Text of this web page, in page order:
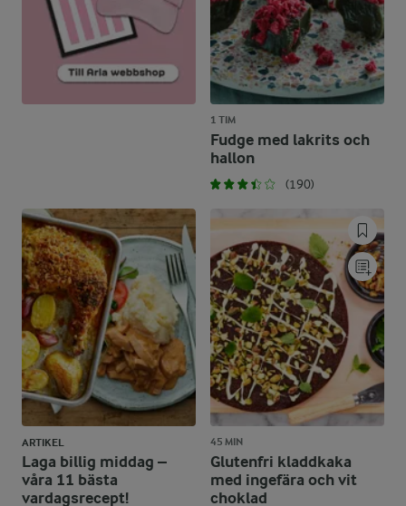
1 TIM
Fudge med lakrits och
hallon
(190)
ARTIKEL
Laga billig middag –
våra 11 bästa
vardagsrecept!
45 MIN
Glutenfri kladdkaka
med ingefära och vit
choklad